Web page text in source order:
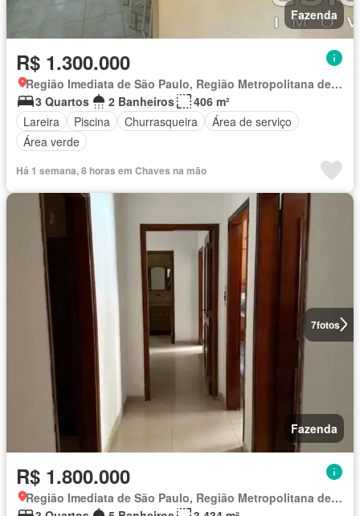
Fazenda
R$ 1.300.000
Região Imediata de São Paulo, Região Metropolitana de São Paulo
3 Quartos
2 Banheiros
406 m²
Lareira
Piscina Churrasqueira
Área de serviço
Área verde
Há 1 semana, 8 horas em Chaves na mão
7fotos
Fazenda
R$ 1.800.000
Região Imediata de São Paulo, Região Metropolitana de São Paulo